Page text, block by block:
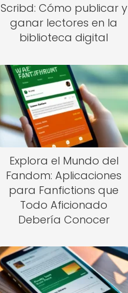
Scribd: Cómo publicar y
ganar lectores en la
biblioteca digital
Explora el Mundo del
Fandom: Aplicaciones
para Fanfictions que
Todo Aficionado
Debería Conocer